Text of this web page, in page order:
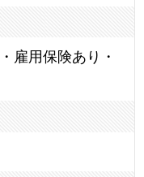
雇用保険あり・